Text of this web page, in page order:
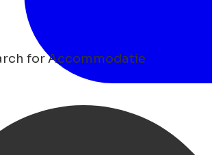
for Accommodatie